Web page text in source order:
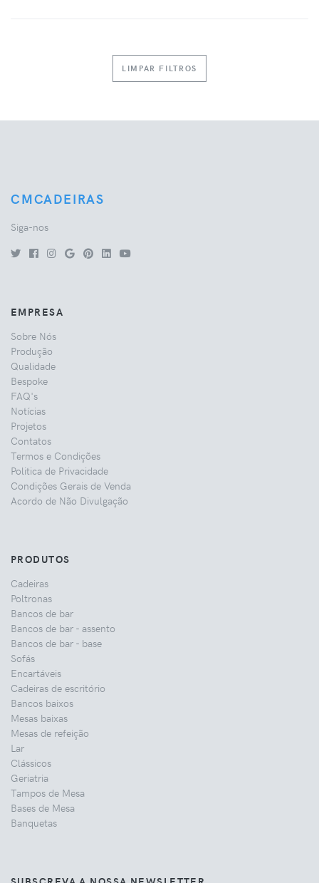
LIMPAR FILTROS
CMCADEIRAS
Siga-nos
EMPRESA
Sobre Nós
Produção
Qualidade
Bespoke
FAQ's
Notícias
Projetos
Contatos
Termos e Condições
Politica de Privacidade
Condições Gerais de Venda
Acordo de Não Divulgação
PRODUTOS
Cadeiras
Poltronas
Bancos de bar
Bancos de bar - assento
Bancos de bar - base
Sofás
Encartáveis
Cadeiras de escritório
Bancos baixos
Mesas baixas
Mesas de refeição
Lar
Clássicos
Geriatria
Tampos de Mesa
Bases de Mesa
Banquetas